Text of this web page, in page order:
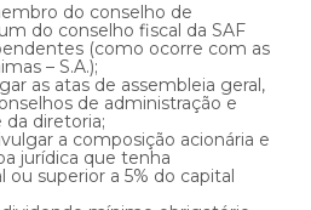
do conselho de
do conselho fiscal da SAF
(como ocorre com as
– S.A.);
as atas de assembleia geral,
de administração e
da diretoria;
a composição acionária e
jurídica que tenha
ou superior a 5% do capital